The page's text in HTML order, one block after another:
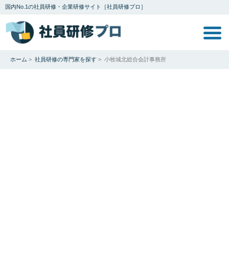
国内No.1の社員研修・企業研修サイト［社員研修プロ］
ホーム > 社員研修の専門家を探す > 小牧城北総合会計事務所